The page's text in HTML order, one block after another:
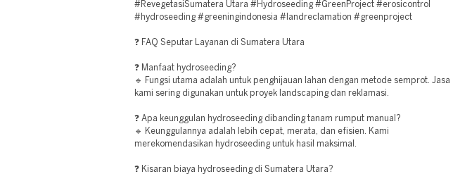
#RevegetasiSumatera Utara #Hydroseeding #GreenProject #erosicontrol
#hydroseeding #greeningindonesia #landreclamation #greenproject
❓ FAQ Seputar Layanan di Sumatera Utara
❓ Manfaat hydroseeding?
🔹 Fungsi utama adalah untuk penghijauan lahan dengan metode semprot. Jasa
kami sering digunakan untuk proyek landscaping dan reklamasi.
❓ Apa keunggulan hydroseeding dibanding tanam rumput manual?
🔹 Keunggulannya adalah lebih cepat, merata, dan efisien. Kami
merekomendasikan hydroseeding untuk hasil maksimal.
❓ Kisaran biaya hydroseeding di Sumatera Utara?